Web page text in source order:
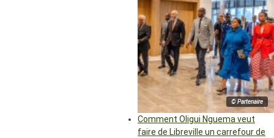
© Partenaire
Comment Oligui Nguema veut
faire de Libreville un carrefour de